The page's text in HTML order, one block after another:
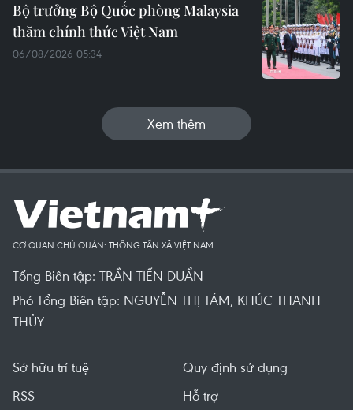
Bộ trưởng Bộ Quốc phòng Malaysia
thăm chính thức Việt Nam
06/08/2026 05:34
Xem thêm
CƠ QUAN CHỦ QUẢN: THÔNG TẤN XÃ VIỆT NAM
Tổng Biên tập: TRẦN TIẾN DUẨN
Phó Tổng Biên tập: NGUYỄN THỊ TÁM, KHÚC THANH
THỦY
Sở hữu trí tuệ
Quy định sử dụng
RSS
Hỗ trợ